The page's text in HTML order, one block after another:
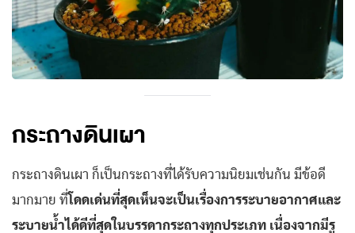
กระถางดินเผา
กระถางดินเผา ก็เป็นกระถางที่ได้รับความนิยมเช่นกัน มีข้อดี
มากมาย ที่ โดดเด่นที่สุดเห็นจะเป็นเรื่องการระบายอากาศและ
ระบายน้ำได้ดีที่สุดในบรรดากระถางทุกประเภท เนื่องจากมีรู